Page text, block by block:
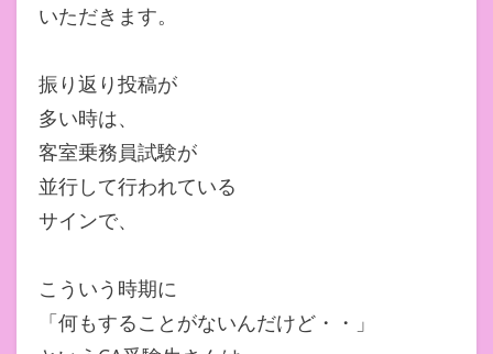
いただきます。
振り返り投稿が
多い時は、
客室乗務員試験が
並行して行われている
サインで、
こういう時期に
「何もすることがないんだけど・・」